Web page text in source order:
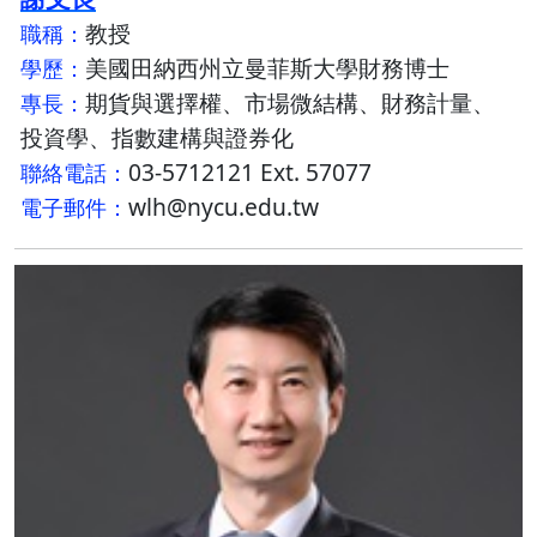
職稱： 教授
學歷： 美國田納西州立曼菲斯大學財務博士
專長： 期貨與選擇權、市場微結構、財務計量、
投資學、指數建構與證券化
聯絡電話： 03-5712121 Ext. 57077
電子郵件： wlh@nycu.edu.tw